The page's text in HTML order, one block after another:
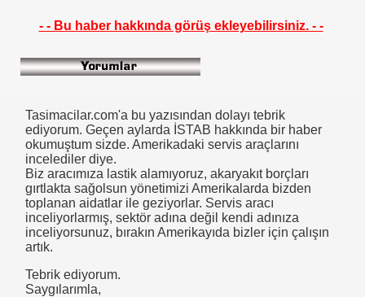
- - Bu haber hakkında görüş ekleyebilirsiniz. - -
Tasimacilar.com'a bu yazısından dolayı tebrik
ediyorum. Geçen aylarda İSTAB hakkında bir haber
okumuştum sizde. Amerikadaki servis araçlarını
incelediler diye.
Biz aracımıza lastik alamıyoruz, akaryakıt borçları
gırtlakta sağolsun yönetimizi Amerikalarda bizden
toplanan aidatlar ile geziyorlar. Servis aracı
inceliyorlarmış, sektör adına değil kendi adınıza
inceliyorsunuz, bırakın Amerikayıda bizler için çalışın
artık.
Tebrik ediyorum.
Saygılarımla,